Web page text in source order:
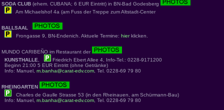
SODA CLUB (ehem. CUBANA; 6 EUR Eintritt) in BN-Bad Godesberg
Am Michaelshof 4a (am Fuss der Treppe zum Altstadt-Center
BALLSAAL
Frongasse 9, BN-Endenich. Aktuele Termine: hierklicken.
MUNDO CARIBEÑO im Restaurant der
KUNSTHALLE
Friedrich Ebert Allee 4, Info-Tel.: 0228-9171200
Beginn 21:00 5 EUR Eintritt (ohne Getränke)
Info: Manuel, m.banha@carat-edv.com , Tel. 0228-69 79 80
RHEINGARTEN
Charles de Gaulle Strasse 53 (in den Rheinauen, am Schürmann-Bau)
Info: Manuel, m.banha@carat-edv.com , Tel. 0228-69 79 80